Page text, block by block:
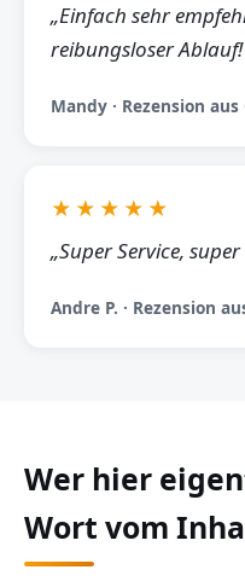
„Einfach sehr
reibungsloser
Mandy · Rezension aus
★★★★★
„Super Service,
Andre P. · Rezension
Wer hier
Wort vom